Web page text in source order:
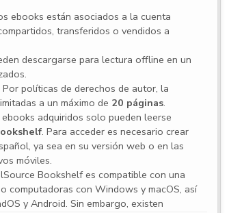
ebooks están asociados a la cuenta
transferidos o vendidos a
descargarse para lectura offline en un
Por políticas de derechos de autor, la
a un máximo de 20 páginas.
adquiridos solo pueden leerse
. Para acceder es necesario crear
ya sea en su versión web o en las
móviles.
Bookshelf es compatible con una
computadoras con Windows y macOS, así
y Android. Sin embargo, existen